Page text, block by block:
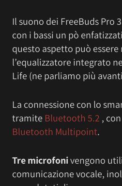
Il suono dei FreeBuds Pro
con i bassi un pò
questo aspetto può
l’equalizzatore integrato
Life (ne parliamo più
La connessione con lo
tramite Bluetooth 5.2 ,
Bluetooth Multipoint.
Tre microfonivengono
comunicazione vocale,